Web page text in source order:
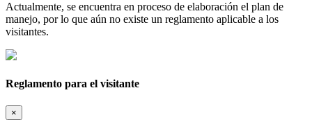
Actualmente, se encuentra en proceso de elaboración el plan de
manejo, por lo que aún no existe un reglamento aplicable a los
visitantes.
Reglamento para el visitante
×